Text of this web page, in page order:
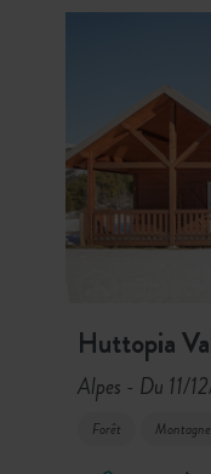
Huttopia
Alpes - Du 11/
Forêt Montagne